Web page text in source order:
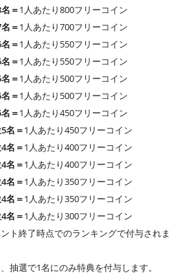
＝1人あたり800フリーコイン
＝1人あたり700フリーコイン
＝1人あたり550フリーコイン
＝1人あたり550フリーコイン
＝1人あたり500フリーコイン
＝1人あたり500フリーコイン
＝1人あたり450フリーコイン
名＝1人あたり450フリーコイン
名＝1人あたり400フリーコイン
名＝1人あたり400フリーコイン
名＝1人あたり350フリーコイン
名＝1人あたり350フリーコイン
名＝1人あたり300フリーコイン
ト終了時点でのランキングで付与されま
抽選で1名にのみ特典を付与します。